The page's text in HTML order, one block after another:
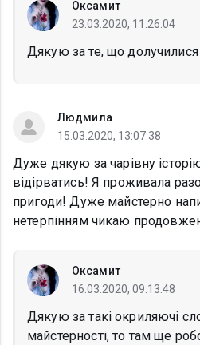
Оксамит
23.03.2020, 11:26:04
Дякую за те, що
Людмила
15.03.2020, 13:07:38
Дуже дякую за чарівну
відірватись! Я проживала
пригоди! Дуже майстерно
нетерпінням чикаю
Оксамит
16.03.2020, 09:13:48
Дякую за такі окриляючі
майстерності, то там ще